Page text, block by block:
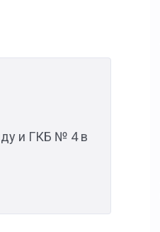
и ГКБ № 4 в